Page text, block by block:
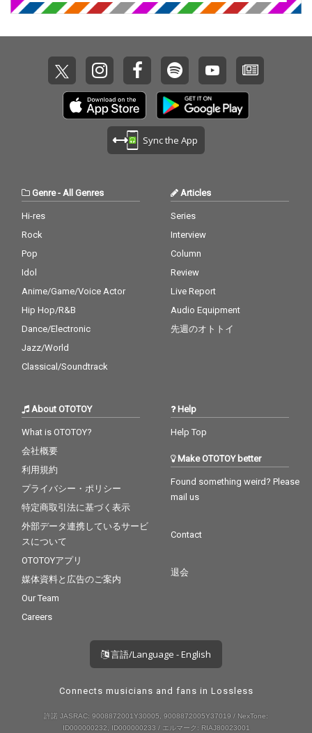
Sync the App
Genre-All Genres
Hi-res
Rock
Pop
Idol
Anime/Game/Voice Actor
Hip Hop/R&B
Dance/Electronic
Jazz/World
Classical/Soundtrack
Articles
Series
Interview
Column
Review
Live Report
Audio Equipment
先週のオトトイ
About OTOTOY
What is OTOTOY?
会社概要
利用規約
プライバシー・ポリシー
特定商取引法に基づく表示
外部データ連携しているサービ
スについて
OTOTOYアプリ
媒体資料と広告のご案内
Our Team
Careers
Help
Help Top
Make OTOTOY better
Found something weird? Please
mail us
Contact
退会
言語/Language - English
Connects musicians and fans in Lossless
許諾 JASRAC: 9008872001Y30005, 9008872005Y37019 / NexTone:
ID000000232, ID000000233 / エルマーク: RIAJ80023001